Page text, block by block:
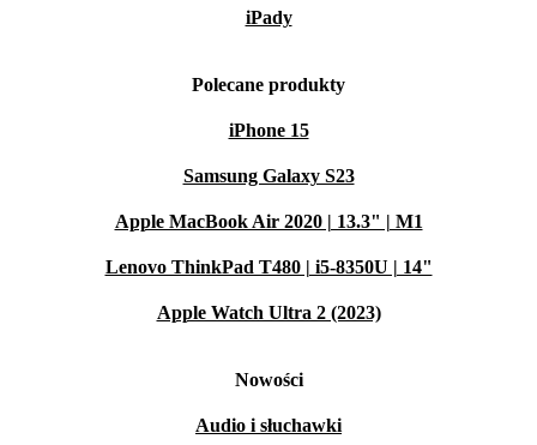
iPady
Polecane produkty
iPhone 15
Samsung Galaxy S23
Apple MacBook Air 2020 | 13.3" | M1
Lenovo ThinkPad T480 | i5-8350U | 14"
Apple Watch Ultra 2 (2023)
Nowości
Audio i słuchawki